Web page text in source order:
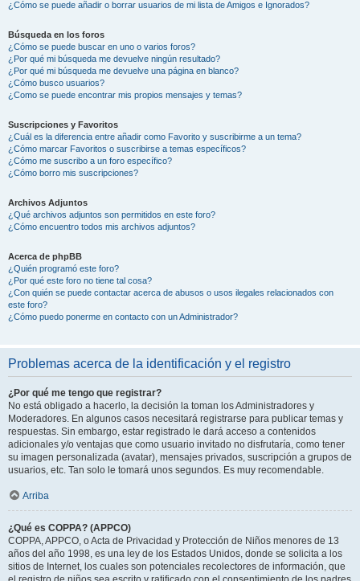
¿Cómo se puede añadir o borrar usuarios de mi lista de Amigos e Ignorados?
Búsqueda en los foros
¿Cómo se puede buscar en uno o varios foros?
¿Por qué mi búsqueda me devuelve ningún resultado?
¿Por qué mi búsqueda me devuelve una página en blanco?
¿Cómo busco usuarios?
¿Como se puede encontrar mis propios mensajes y temas?
Suscripciones y Favoritos
¿Cuál es la diferencia entre añadir como Favorito y suscribirme a un tema?
¿Cómo marcar Favoritos o suscribirse a temas específicos?
¿Cómo me suscribo a un foro específico?
¿Cómo borro mis suscripciones?
Archivos Adjuntos
¿Qué archivos adjuntos son permitidos en este foro?
¿Cómo encuentro todos mis archivos adjuntos?
Acerca de phpBB
¿Quién programó este foro?
¿Por qué este foro no tiene tal cosa?
¿Con quién se puede contactar acerca de abusos o usos ilegales relacionados con
este foro?
¿Cómo puedo ponerme en contacto con un Administrador?
Problemas acerca de la identificación y el registro
¿Por qué me tengo que registrar?
No está obligado a hacerlo, la decisión la toman los Administradores y
Moderadores. En algunos casos necesitará registrarse para publicar temas y
respuestas. Sin embargo, estar registrado le dará acceso a contenidos
adicionales y/o ventajas que como usuario invitado no disfrutaría, como tener
su imagen personalizada (avatar), mensajes privados, suscripción a grupos de
usuarios, etc. Tan solo le tomará unos segundos. Es muy recomendable.
Arriba
¿Qué es COPPA? (APPCO)
COPPA, APPCO, o Acta de Privacidad y Protección de Niños menores de 13
años del año 1998, es una ley de los Estados Unidos, donde se solicita a los
sitios de Internet, los cuales son potenciales recolectores de información, que